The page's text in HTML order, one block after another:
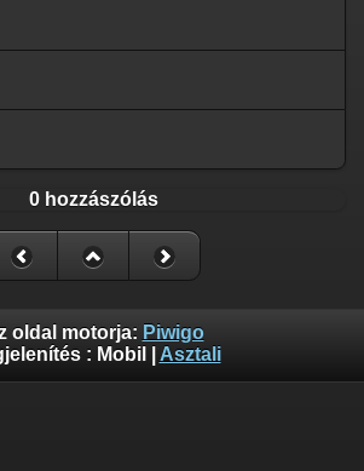
0 hozzászólás
oldal motorja: Piwigo
: Mobil Asztali